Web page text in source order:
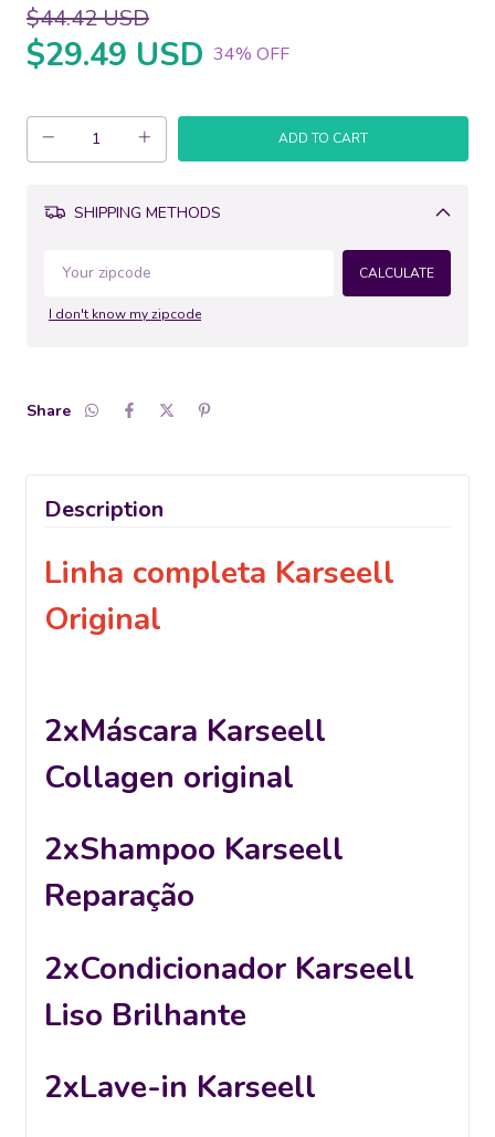
$44.42 USD
$29.49 USD 34% OFF
SHIPPING METHODS
Change
zipcode
CALCULATE
I don't know my zipcode
Share
Description
Linha completa Karseell
Original
2xMáscara Karseell
Collagen original
2xShampoo Karseell
Reparação
2xCondicionador Karseell
Liso Brilhante
2xLave-in Karseell